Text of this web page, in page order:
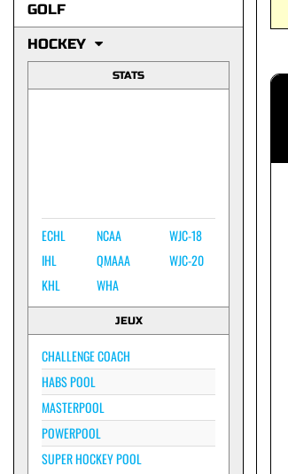
GOLF
HOCKEY
STATS
ECHL
IHL
KHL
NCAA
QMAAA
WHA
WJC-18
WJC-20
JEUX
CHALLENGE COACH
HABS POOL
MASTERPOOL
POWERPOOL
SUPER HOCKEY POOL